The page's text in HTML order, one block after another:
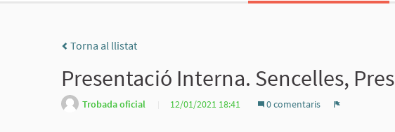
Torna al llistat
Presentació Interna. Sencelles,
Trobada oficial 12/01/2021 18:41 0 comentaris